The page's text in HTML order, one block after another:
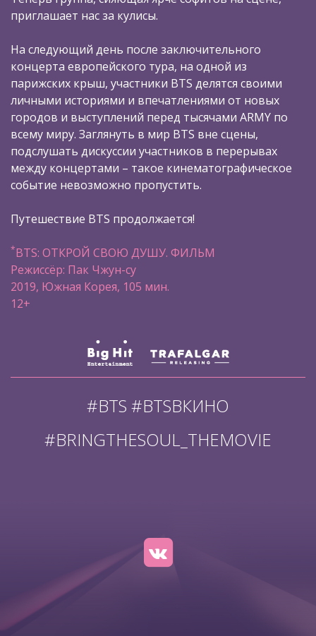
приглашает нас за кулисы.
На следующий день после заключительного
концерта европейского тура, на одной из
парижских крыш, участники BTS делятся своими
личными историями и впечатлениями от новых
городов и выступлений перед тысячами ARMY по
всему миру. Заглянуть в мир BTS вне сцены,
подслушать дискуссии участников в перерывах
между концертами – такое кинематографическое
событие невозможно пропустить.
Путешествие BTS продолжается!
*BTS: ОТКРОЙ СВОЮ ДУШУ. ФИЛЬМ
Режиссёр: Пак Чжун-су
2019, Южная Корея, 105 мин.
12+
#BTS #BTSВКИНО
#BRINGTHESOUL_THEMOVIE